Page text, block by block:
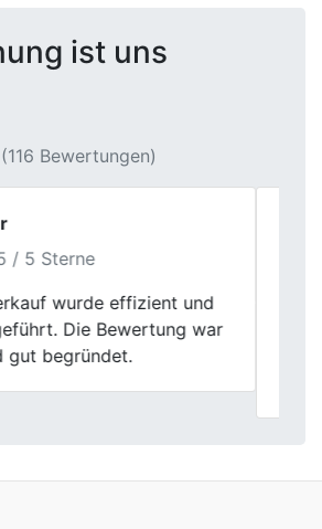
ist uns
Bewertungen)
4 / 5 Sterne
verlief insgesamt
Kleinere Wartezeiten vor
den ansonsten positiven